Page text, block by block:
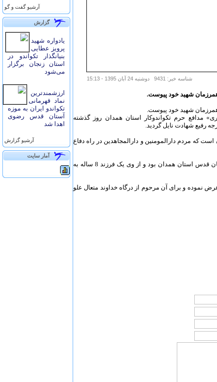
آرشيو گفت و گو
گزارش
یادواره شهید
پرویز عطایی
بنیانگذار تکواندو در
استان زنجان برگزار
می‌شود
ارزشمندترین
نماد قهرمانی
تکواندو ایران به موزه
آستان قدس رضوی
اهدا شد
آرشيو گزارش
آمار سايت
شناسه خبر: 9431 دوشنبه 24 آبان 1395 - 15:13
شهید خود پیوست.
شهید خود پیوست.
مدافع حرم تکواندوكار استان همدان روز گذشته
رفیع شهادت نایل گردید.
که مردم دارالمومنین و دارالمجاهدین در راه دفاع
شهید بشیری دارای کمربند مشکی دان 3 تكواندو و از نیروهای پادگان قدس استان همدان بود و از وی یک فرزند 8 ساله به
نموده و برای آن مرحوم از درگاه خداوند متعال علو